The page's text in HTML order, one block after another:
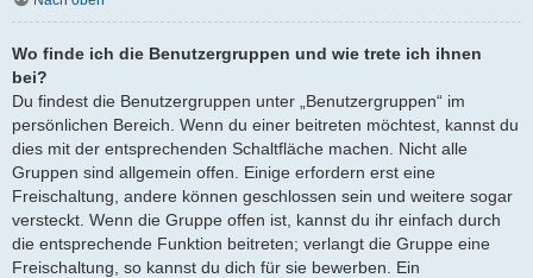
Wo finde ich die Benutzergruppen und wie trete ich ihnen
bei?
Du findest die Benutzergruppen unter „Benutzergruppen“ im
persönlichen Bereich. Wenn du einer beitreten möchtest, kannst du
dies mit der entsprechenden Schaltfläche machen. Nicht alle
Gruppen sind allgemein offen. Einige erfordern erst eine
Freischaltung, andere können geschlossen sein und weitere sogar
versteckt. Wenn die Gruppe offen ist, kannst du ihr einfach durch
die entsprechende Funktion beitreten; verlangt die Gruppe eine
Freischaltung, so kannst du dich für sie bewerben. Ein